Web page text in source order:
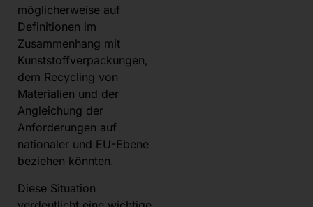
möglicherweise auf
Definitionen im
Zusammenhang mit
Kunststoffverpackungen,
dem Recycling von
Materialien und der
Angleichung der
Anforderungen auf
nationaler und EU-Ebene
beziehen könnten.
Diese Situation